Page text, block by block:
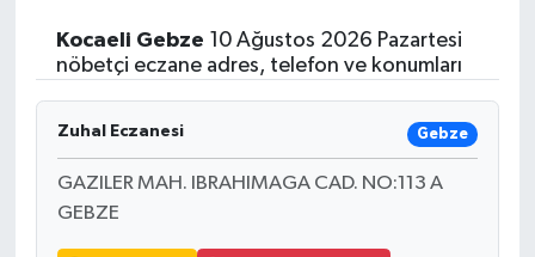
Kocaeli Gebze 10 Ağustos 2026 Pazartesi
nöbetçi eczane adres, telefon ve konumları
Zuhal Eczanesi Gebze
GAZILER MAH. IBRAHIMAGA CAD. NO:113 A
GEBZE
Spor